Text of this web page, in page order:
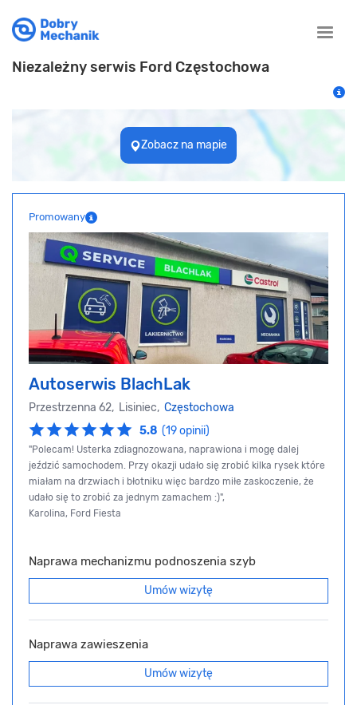
Toggle
Niezależny serwis Ford Częstochowa
Zobacz na mapie
Promowany
Autoserwis BlachLak
Przestrzenna 62, Lisiniec, Częstochowa
5.8 (19 opinii)
"Polecam! Usterka zdiagnozowana, naprawiona i mogę dalej
jeździć samochodem. Przy okazji udało się zrobić kilka rysek które
miałam na drzwiach i błotniku więc bardzo miłe zaskoczenie, że
udało się to zrobić za jednym zamachem :)",
Karolina, Ford Fiesta
Naprawa mechanizmu podnoszenia szyb
Umów wizytę
Naprawa zawieszenia
Umów wizytę